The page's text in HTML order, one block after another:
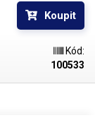
povrchy a
vlákny; proto
Koupit
Kód:
100533